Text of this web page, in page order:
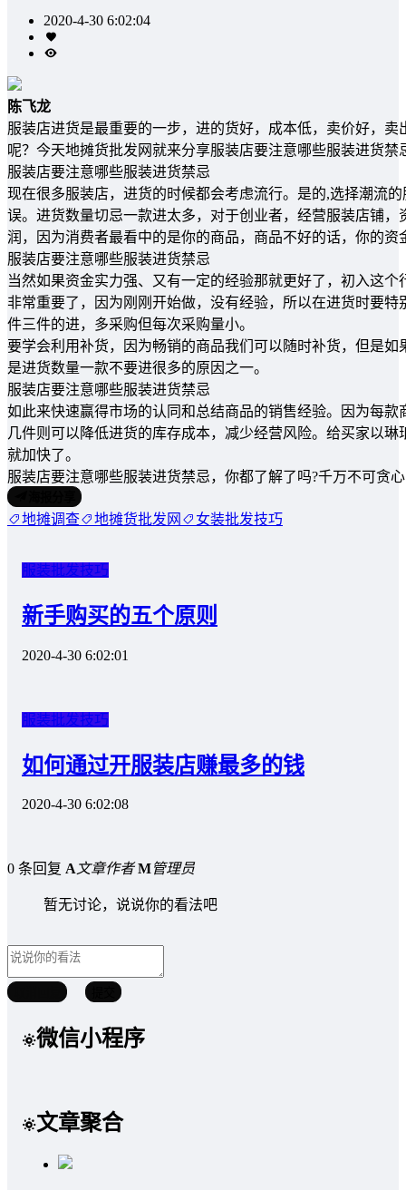
2020-4-30 6:02:04
陈飞龙
服装店进货是最重要的一步，进的货好，成本低，卖价好，
呢？今天地摊货批发网就来分享服装店要注意哪些服装进货
服装店要注意哪些服装进货禁忌
现在很多服装店，进货的时候都会考虑流行。是的,选择潮流
误。进货数量切忌一款进太多，对于创业者，经营服装店铺
润，因为消费者最看中的是你的商品，商品不好的话，你的资
服装店要注意哪些服装进货禁忌
当然如果资金实力强、又有一定的经验那就更好了，初入这
非常重要了，因为刚刚开始做，没有经验，所以在进货时要
件三件的进，多采购但每次采购量小。
要学会利用补货，因为畅销的商品我们可以随时补货，但是
是进货数量一款不要进很多的原因之一。
服装店要注意哪些服装进货禁忌
如此来快速赢得市场的认同和总结商品的销售经验。因为每
几件则可以降低进货的库存成本，减少经营风险。给买家以
就加快了。
服装店要注意哪些服装进货禁忌，你都了解了吗?千万不可贪
地摊调查 地摊货批发网 女装批发技巧
服装批发技巧
新手购买的五个原则
2020-4-30 6:02:01
服装批发技巧
如何通过开服装店赚最多的钱
2020-4-30 6:02:08
0 条回复 A文章作者 M管理员
暂无讨论，说说你的看法吧
微信小程序
文章聚合